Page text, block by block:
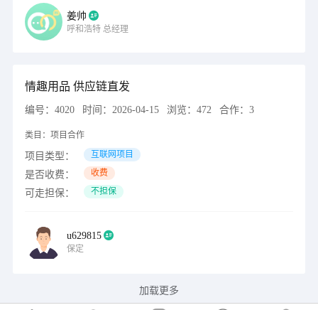
姜帅
呼和浩特 总经理
情趣用品 供应链直发
编号： 4020 时间： 2026-04-15 浏览： 472 合作： 3
类目： 项目合作
项目类型： 互联网项目
是否收费： 收费
可走担保： 不担保
u629815
保定
加载更多